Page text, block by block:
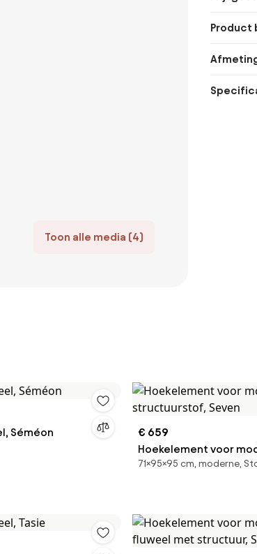
Toon alle media (4)
Product
Séméon
€ 659
Hoekelement voor
structuurstof, Seven
71×95×95 cm, moderne,